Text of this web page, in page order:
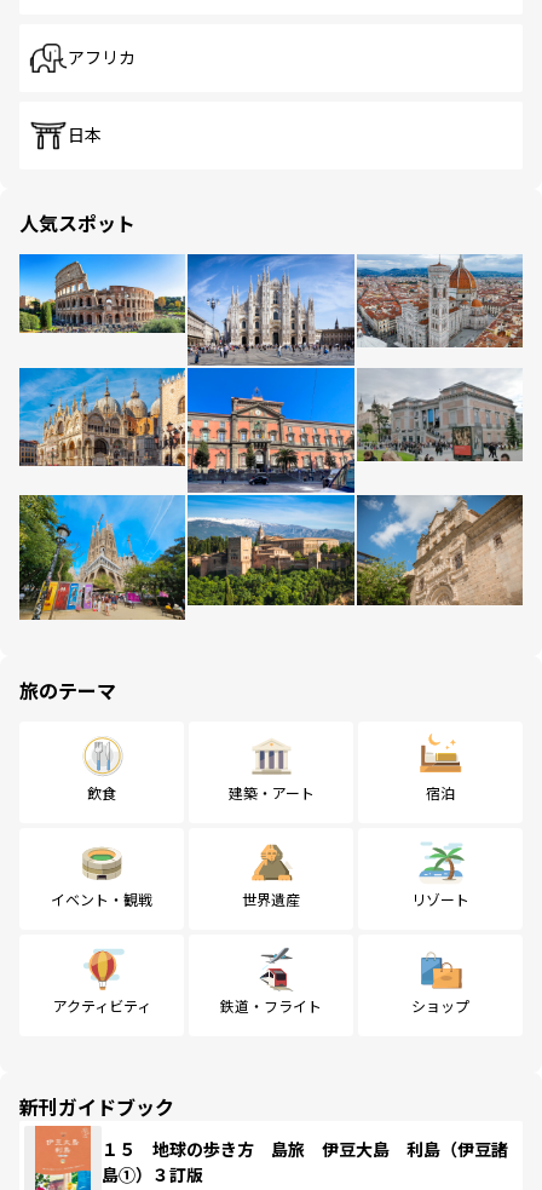
アフリカ
日本
人気スポット
旅のテーマ
飲食 建築・アート 宿泊
イベント・観戦 世界遺産 リゾート
アクティビティ 鉄道・フライト ショップ
新刊ガイドブック
１５ 地球の歩き方 島旅 伊豆大島 利島（伊豆諸
島①）３訂版